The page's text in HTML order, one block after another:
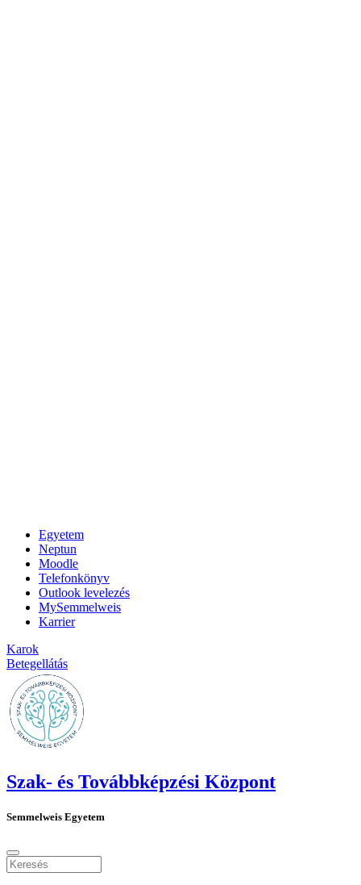
Egyetem
Neptun
Moodle
Telefonkönyv
Outlook levelezés
MySemmelweis
Karrier
Karok
Betegellátás
Szak- és Továbbképzési Központ
Semmelweis Egyetem